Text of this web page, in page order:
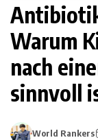
Warum
nach
sinnvoll
World Rankers